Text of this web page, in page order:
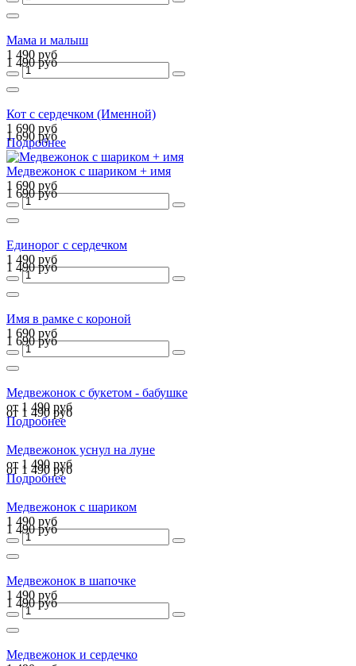
Мама и малыш
1 490 руб
1 490 руб
Кот с сердечком (Именной)
1 690 руб
1 690 руб
Подробнее
Медвежонок с шариком + имя
1 690 руб
1 690 руб
Единорог с сердечком
1 490 руб
1 490 руб
Имя в рамке с короной
1 690 руб
1 690 руб
Медвежонок с букетом - бабушке
от 1 490 руб
от 1 490 руб
Подробнее
Медвежонок уснул на луне
от 1 490 руб
от 1 490 руб
Подробнее
Медвежонок с шариком
1 490 руб
1 490 руб
Медвежонок в шапочке
1 490 руб
1 490 руб
Медвежонок и сердечко